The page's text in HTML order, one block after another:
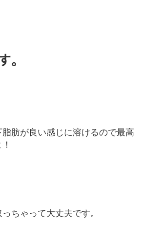
。
肪が良い感じに溶けるので最高
ちゃって大丈夫です。